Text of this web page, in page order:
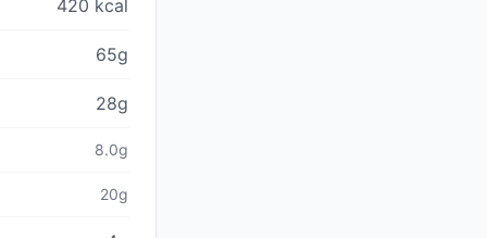
420 kcal
65g
28g
8.0g
20g